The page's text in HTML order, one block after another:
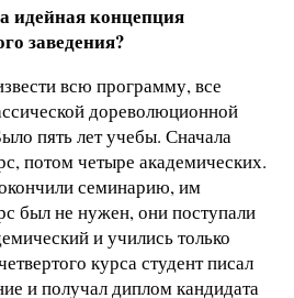
идейная концепция
заведения?
всю программу, все
дореволюционной
пять лет учебы. Сначала
потом четыре академических.
семинарию, им
был не нужен, они поступали
и учились только
курса студент писал
и получал диплом кандидата